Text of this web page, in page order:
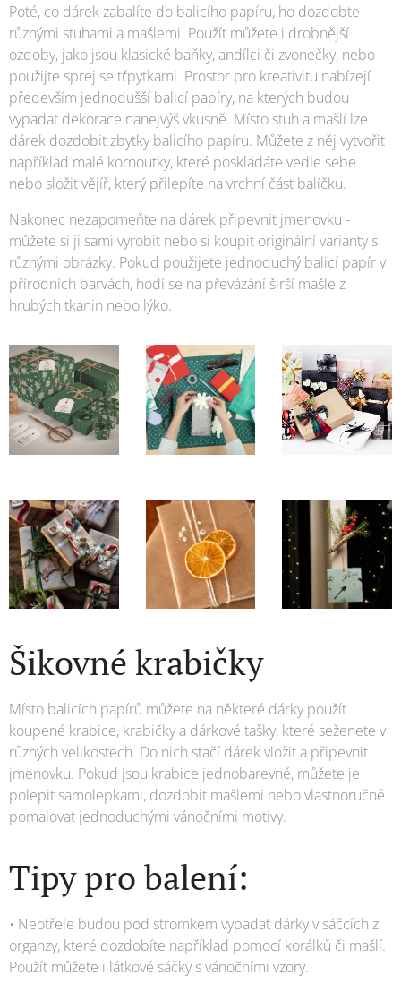
Poté, co dárek zabalíte do balicího papíru, ho dozdobte
různými stuhami a mašlemi. Použít můžete i drobnější
ozdoby, jako jsou klasické baňky, andílci či zvonečky, nebo
použijte sprej se třpytkami. Prostor pro kreativitu nabízejí
především jednodušší balicí papíry, na kterých budou
vypadat dekorace nanejvýš vkusně. Místo stuh a mašlí lze
dárek dozdobit zbytky balicího papíru. Můžete z něj vytvořit
například malé kornoutky, které poskládáte vedle sebe
nebo složit vějíř, který přilepíte na vrchní část balíčku.
Nakonec nezapomeňte na dárek připevnit jmenovku -
můžete si ji sami vyrobit nebo si koupit originální varianty s
různými obrázky. Pokud použijete jednoduchý balicí papír v
přírodních barvách, hodí se na převázání širší mašle z
hrubých tkanin nebo lýko.
Šikovné krabičky
Místo balicích papírů můžete na některé dárky použít
koupené krabice, krabičky a dárkové tašky, které seženete v
různých velikostech. Do nich stačí dárek vložit a připevnit
jmenovku. Pokud jsou krabice jednobarevné, můžete je
polepit samolepkami, dozdobit mašlemi nebo vlastnoručně
pomalovat jednoduchými vánočními motivy.
Tipy pro balení:
• Neotřele budou pod stromkem vypadat dárky v sáčcích z
organzy, které dozdobíte například pomocí korálků či mašlí.
Použít můžete i látkové sáčky s vánočními vzory.